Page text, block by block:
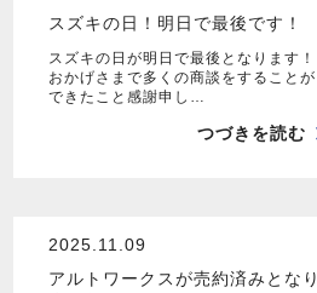
スズキの日！明日で最後です！
スズキの日が明日で最後となります！
おかげさまで多くの商談をすることが
できたこと感謝申し…
つづきを読む
2025.11.09
アルトワークスが売約済みとなり